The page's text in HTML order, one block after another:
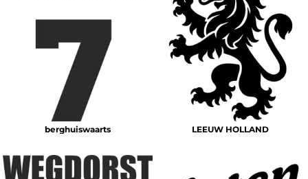
berghuiswaarts LEEUW HOLLAND